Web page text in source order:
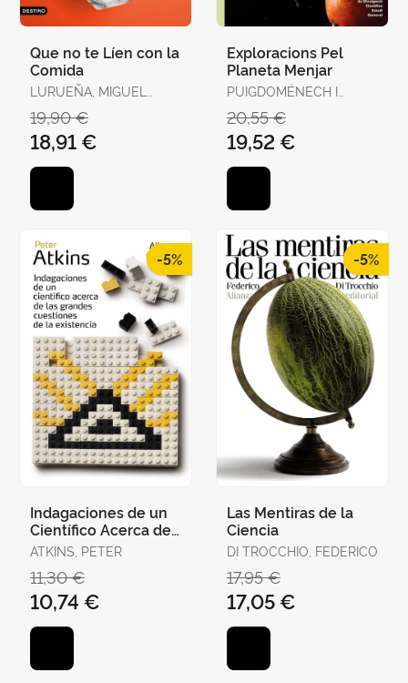
Que no te Líen con la
Comida
LURUEÑA, MIGUEL
19,90 €
18,91 €
Exploracions Pel
Planeta Menjar
PUIGDOMÉNECH I
20,55 €
19,52 €
-5%
Indagaciones de un
Científico Acerca de
la Existencia
ATKINS, PETER
11,30 €
10,74 €
-5%
Las Mentiras de la
Ciencia
DI TROCCHIO, FEDERICO
17,95 €
17,05 €